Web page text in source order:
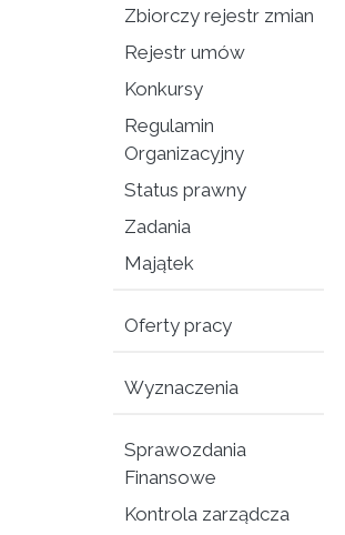
Zbiorczy rejestr zmian
Rejestr umów
Konkursy
Regulamin
Organizacyjny
Status prawny
Zadania
Majątek
Oferty pracy
Wyznaczenia
Sprawozdania
Finansowe
Kontrola zarządcza